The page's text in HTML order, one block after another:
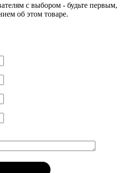
с выбором - будьте первым,
об этом товаре.